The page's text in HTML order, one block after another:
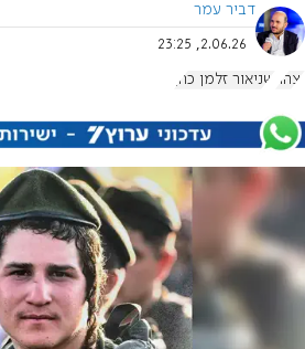
דביר עמר
2.06.26, 23:25
יצהר שניאור זלמן כהן